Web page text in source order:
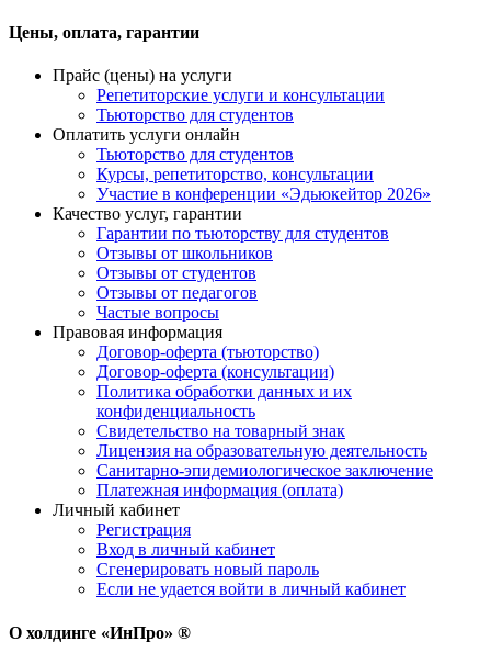
Цены, оплата, гарантии
Прайс (цены) на услуги
Репетиторские услуги и консультации
Тьюторство для студентов
Оплатить услуги онлайн
Тьюторство для студентов
Курсы, репетиторство, консультации
Участие в конференции «Эдьюкейтор 2026»
Качество услуг, гарантии
Гарантии по тьюторству для студентов
Отзывы от школьников
Отзывы от студентов
Отзывы от педагогов
Частые вопросы
Правовая информация
Договор-оферта (тьюторство)
Договор-оферта (консультации)
Политика обработки данных и их
конфиденциальность
Свидетельство на товарный знак
Лицензия на образовательную деятельность
Санитарно-эпидемиологическое заключение
Платежная информация (оплата)
Личный кабинет
Регистрация
Вход в личный кабинет
Сгенерировать новый пароль
Если не удается войти в личный кабинет
О холдинге «ИнПро» ®